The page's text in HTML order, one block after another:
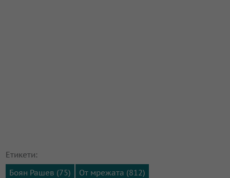
Етикети:
Боян Рашев (75)
От мрежата (812)